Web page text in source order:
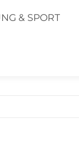
& SPORT